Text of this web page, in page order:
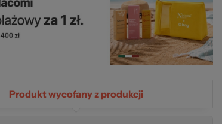
Produkt wycofany z produkcji